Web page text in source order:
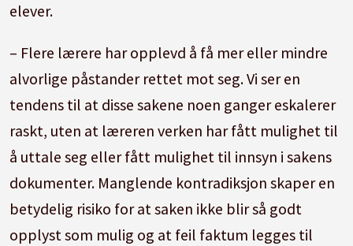
elever.
– Flere lærere har opplevd å få mer eller mindre
alvorlige påstander rettet mot seg. Vi ser en
tendens til at disse sakene noen ganger eskalerer
raskt, uten at læreren verken har fått mulighet til
å uttale seg eller fått mulighet til innsyn i sakens
dokumenter. Manglende kontradiksjon skaper en
betydelig risiko for at saken ikke blir så godt
opplyst som mulig og at feil faktum legges til